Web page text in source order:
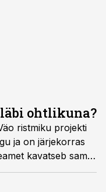
ohtlikuna?
ristmiku projekti
ja on järjekorras
kavatseb sama